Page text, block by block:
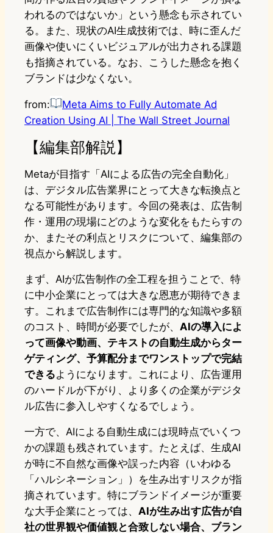
われるのではないか」という懸念も示されてい
る。また、現状のAI生成技術では、時に歪んだ
画像や使いにくいビジュアルが出力される課題
も指摘されている。なお、こうした懸念を抱く
ブランドは少なくない。
from:
Meta Aims to Fully Automate Ad
Creation Using AI | The Wall Street Journal
【編集部解説】
Metaが目指す「AIによる広告の完全自動化」
は、デジタル広告業界にとって大きな転換点と
なる可能性があります。今回の発表は、広告制
作・運用の現場にどのような変化をもたらすの
か、またその利点とリスクについて、編集部の
視点から解説します。
まず、AIが広告制作の全工程を担うことで、特
に中小企業にとっては大きな恩恵が期待できま
す。これまで広告制作には専門的な知識や多額
のコスト、時間が必要でしたが、 AIの導入によ
って画像や動画、テキストの自動生成からター
ゲティング、予算配分までワンストップで完結
できるようになります。これにより、広告運用
のハードルが下がり、より多くの企業がデジタ
ル広告に参入しやすくなるでしょう。
一方で、AIによる自動生成には現時点でいくつ
かの課題も残されています。たとえば、生成AI
が時に不自然な画像や誤った内容（いわゆる
「ハルシネーション」）を生み出すリスクが指
摘されています。特にブランドイメージが重要
な大手企業にとっては、 AIが生み出す広告が自
社の世界観や価値観と合致しない場合、ブラン